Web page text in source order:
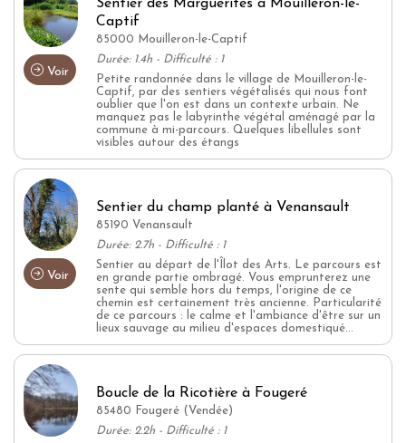
Voir
Sentier des Marguerites à Mouilleron-le-
Captif
85000 Mouilleron-le-Captif
Durée: 1.4h - Difficulté : 1
Petite randonnée dans le village de Mouilleron-le-
Captif, par des sentiers végétalisés qui nous font
oublier que l'on est dans un contexte urbain. Ne
manquez pas le labyrinthe végétal aménagé par la
commune à mi-parcours. Quelques libellules sont
visibles autour des étangs
Voir
Sentier du champ planté à Venansault
85190 Venansault
Durée: 2.7h - Difficulté : 1
Sentier au départ de l'Îlot des Arts. Le parcours est
en grande partie ombragé. Vous emprunterez une
sente qui semble hors du temps, l'origine de ce
chemin est certainement très ancienne. Particularité
de ce parcours : le calme et l'ambiance d'être sur un
lieux sauvage au milieu d'espaces domestiqué...
Boucle de la Ricotière à Fougeré
85480 Fougeré (Vendée)
Durée: 2.2h - Difficulté : 1